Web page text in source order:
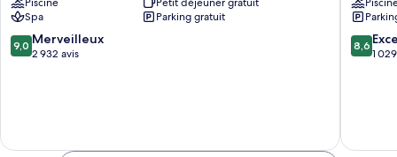
Inclusive
Oranjestad
Spa
Parking gratuit
9.0
sur
9,0 Merveilleux
2 932 avis
&
Beach
Resort
8.6
sur
8,6
1